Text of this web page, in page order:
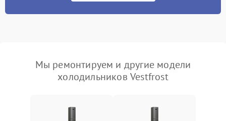
Мы ремонтируем и другие модели
холодильников Vestfrost